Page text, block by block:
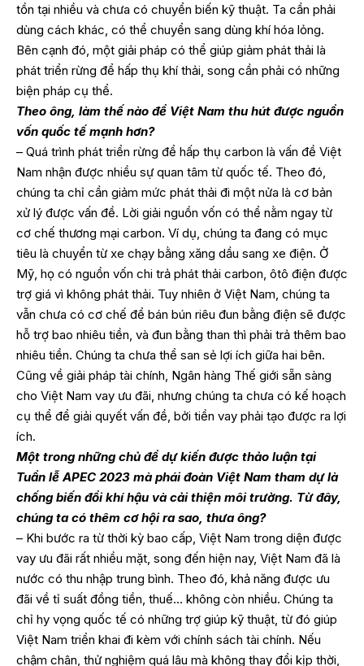
tồn tại nhiều và chưa có chuyển biến kỹ thuật. Ta cần phải
dùng cách khác, có thể chuyển sang dùng khí hóa lỏng.
Bên cạnh đó, một giải pháp có thể giúp giảm phát thải là
phát triển rừng để hấp thụ khí thải, song cần phải có những
biện pháp cụ thể.
Theo ông, làm thế nào để Việt Nam thu hút được nguồn
vốn quốc tế mạnh hơn?
– Quá trình phát triển rừng để hấp thụ carbon là vấn đề Việt
Nam nhận được nhiều sự quan tâm từ quốc tế. Theo đó,
chúng ta chỉ cần giảm mức phát thải đi một nửa là cơ bản
xử lý được vấn đề. Lời giải nguồn vốn có thể nằm ngay từ
cơ chế thương mại carbon. Ví dụ, chúng ta đang có mục
tiêu là chuyển từ xe chạy bằng xăng dầu sang xe điện. Ở
Mỹ, họ có nguồn vốn chi trả phát thải carbon, ôtô điện được
trợ giá vì không phát thải. Tuy nhiên ở Việt Nam, chúng ta
vẫn chưa có cơ chế để bán bún riêu đun bằng điện sẽ được
hỗ trợ bao nhiêu tiền, và đun bằng than thì phải trả thêm bao
nhiêu tiền. Chúng ta chưa thể san sẻ lợi ích giữa hai bên.
Cũng về giải pháp tài chính, Ngân hàng Thế giới sẵn sàng
cho Việt Nam vay ưu đãi, nhưng chúng ta chưa có kế hoạch
cụ thể để giải quyết vấn đề, bởi tiền vay phải tạo được ra lợi
ích.
Một trong những chủ đề dự kiến được thảo luận tại
Tuần lễ APEC 2023 mà phái đoàn Việt Nam tham dự là
chống biến đổi khí hậu và cải thiện môi trường. Từ đây,
chúng ta có thêm cơ hội ra sao, thưa ông?
– Khi bước ra từ thời kỳ bao cấp, Việt Nam trong diện được
vay ưu đãi rất nhiều mặt, song đến hiện nay, Việt Nam đã là
nước có thu nhập trung bình. Theo đó, khả năng được ưu
đãi về tỉ suất đồng tiền, thuế… không còn nhiều. Chúng ta
chỉ hy vọng quốc tế có những trợ giúp kỹ thuật, từ đó giúp
Việt Nam triển khai đi kèm với chính sách tài chính. Nếu
chậm chân, thử nghiệm quá lâu mà không thay đổi kịp thời,